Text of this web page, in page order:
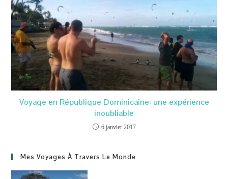
Voyage en République Dominicaine: une expérience
inoubliable
6 janvier 2017
Mes Voyages À Travers Le Monde